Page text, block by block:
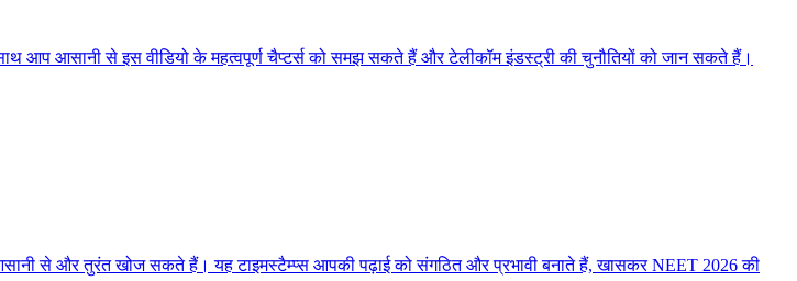
आप आसानी से इस वीडियो के महत्वपूर्ण चैप्टर्स को समझ सकते हैं और टेलीकॉम इंडस्ट्री की चुनौतियों को जान सकते हैं।
से और तुरंत खोज सकते हैं। यह टाइमस्टैम्प्स आपकी पढ़ाई को संगठित और प्रभावी बनाते हैं, खासकर NEET 2026 की